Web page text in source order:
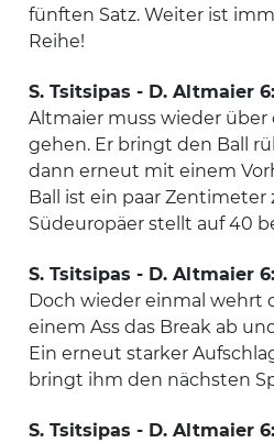
fünften Satz. Weiter ist
Reihe!
S. Tsitsipas - D. Altmaier
Altmaier muss wieder über
gehen. Er bringt den Ball
dann erneut mit einem
Ball ist ein paar Zentimeter
Südeuropäer stellt auf 40
S. Tsitsipas - D. Altmaier
Doch wieder einmal wehrt
einem Ass das Break ab
Ein erneut starker
bringt ihm den nächsten
S. Tsitsipas - D. Altmaier